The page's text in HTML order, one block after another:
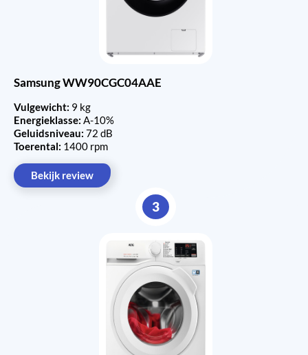
Samsung WW90CGC04AAE
Vulgewicht: 9 kg
Energieklasse: A-10%
Geluidsniveau: 72 dB
Toerental: 1400 rpm
Bekijk review
3